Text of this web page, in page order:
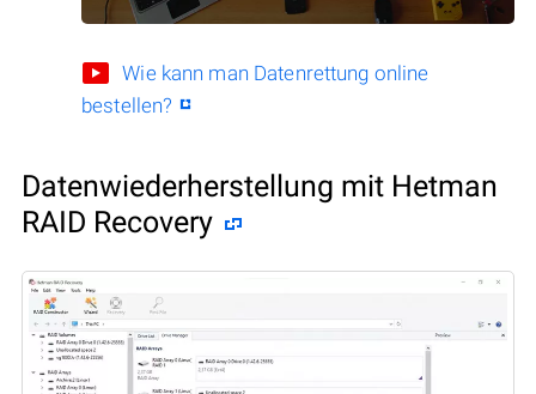
Wie kann man Datenrettung online
bestellen?
Datenwiederherstellung mit Hetman
RAID Recovery